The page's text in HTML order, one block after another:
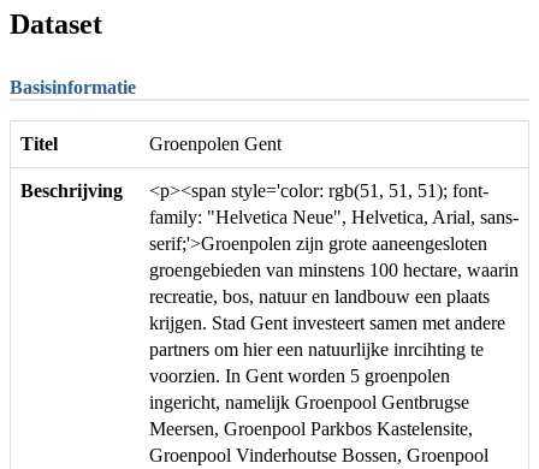
Dataset
Basisinformatie
Titel Groenpolen Gent
Beschrijving
<p><span style='color: rgb(51, 51, 51); font-
family: "Helvetica Neue", Helvetica, Arial, sans-
serif;'>Groenpolen zijn grote aaneengesloten
groengebieden van minstens 100 hectare, waarin
recreatie, bos, natuur en landbouw een plaats
krijgen. Stad Gent investeert samen met andere
partners om hier een natuurlijke inrcihting te
voorzien. In Gent worden 5 groenpolen
ingericht, namelijk Groenpool Gentbrugse
Meersen, Groenpool Parkbos Kastelensite,
Groenpool Vinderhoutse Bossen, Groenpool